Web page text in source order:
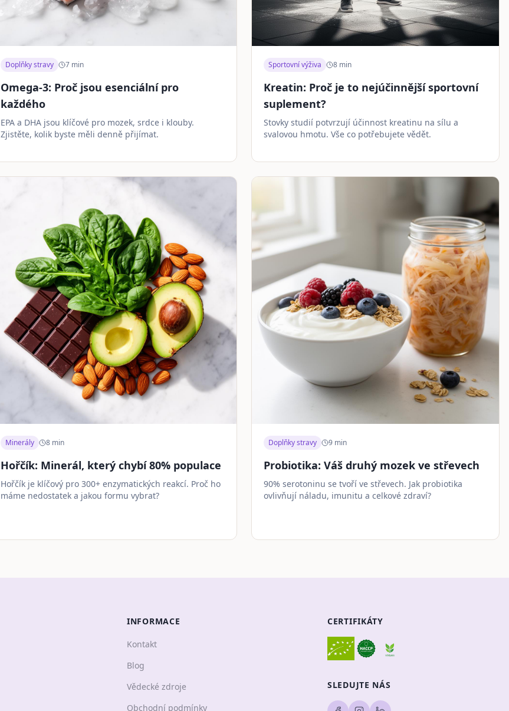
Doplňky stravy 7 min
Omega-3: Proč jsou esenciální pro
každého
EPA a DHA jsou klíčové pro mozek, srdce i klouby.
Zjistěte, kolik byste měli denně přijímat.
Sportovní výživa 8min
Kreatin: Proč je to nejúčinnější sportovní
suplement?
Stovky studií potvrzují účinnost kreatinu na sílu a
svalovou hmotu. Vše co potřebujete vědět.
Minerály 8 min
Hořčík: Minerál, který chybí 80% populace
Hořčík je klíčový pro 300+ enzymatických reakcí. Proč ho
máme nedostatek a jakou formu vybrat?
Doplňky stravy 9min
Probiotika: Váš druhý mozek ve střevech
90% serotoninu se tvoří ve střevech. Jak probiotika
ovlivňují náladu, imunitu a celkové zdraví?
INFORMACE
Kontakt
Blog
Vědecké zdroje
Obchodní podmínky
CERTIFIKÁTY
SLEDUJTE NÁS